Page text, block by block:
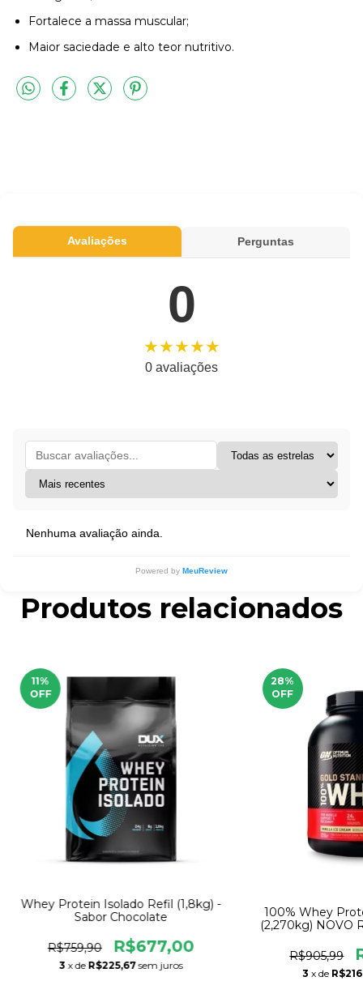
Fortalece a massa muscular;
Maior saciedade e alto teor nutritivo.
Avaliações Perguntas
0
★★★★★
0 avaliações
Nenhuma avaliação ainda.
Powered by MeuReview
Produtos relacionados
11%
OFF
Whey Protein Isolado Refil (1,8kg) -
Sabor Chocolate
R$759,90 R$677,00
3 x de R$225,67 sem juros
28%
OFF
100% Whey
(2,270kg) NOVO
R$905,99
3 x de